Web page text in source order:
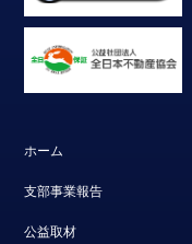
ホーム
支部事業報告
公益取材